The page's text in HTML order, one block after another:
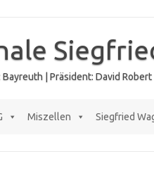
| Präsident: David
Miszellen Siegfried